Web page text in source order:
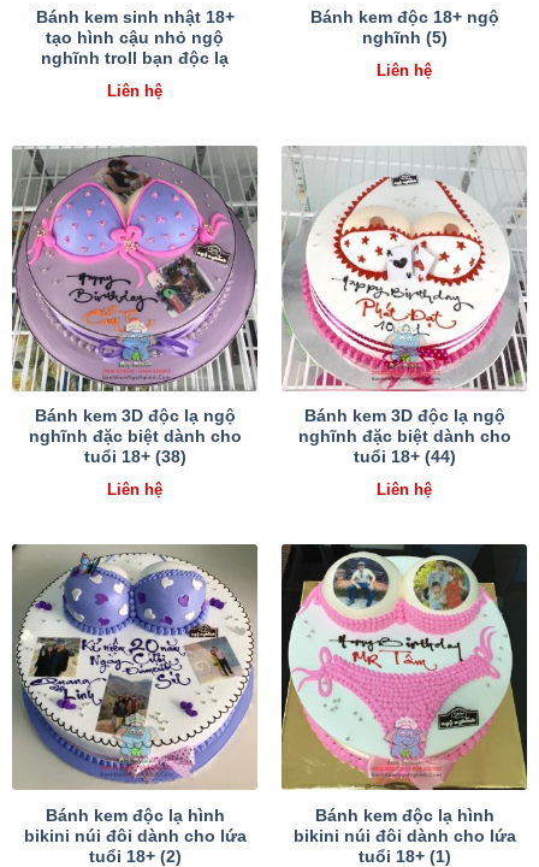
Bánh kem sinh nhật 18+
tạo hình cậu nhỏ ngộ
nghĩnh troll bạn độc lạ
Liên hệ
Bánh kem độc 18+ ngộ
nghĩnh (5)
Liên hệ
Bánh kem 3D độc lạ ngộ
nghĩnh đặc biệt dành cho
tuổi 18+ (38)
Liên hệ
Bánh kem 3D độc lạ ngộ
nghĩnh đặc biệt dành cho
tuổi 18+ (44)
Liên hệ
Bánh kem độc lạ hình
bikini núi đôi dành cho lứa
tuổi 18+ (2)
Bánh kem độc lạ hình
bikini núi đôi dành cho lứa
tuổi 18+ (1)